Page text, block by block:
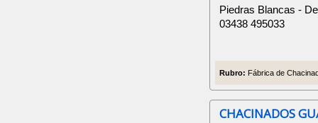
Piedras Blancas -
03438 495033
Rubro: Fábrica de
CHACINADOS